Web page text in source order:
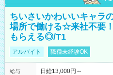
ちいさいかわいいキャラ
場所で働ける☆来社不要
もらえる◎/T1
アルバイト 職種未経験OK
給与
日給13,000円～